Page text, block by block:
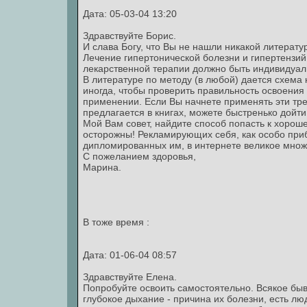
Дата: 05-03-04 13:20
Здравствуйте Борис.
И слава Богу, что Вы не нашли никакой
Лечение гипертонической болезни и
лекарственной терапии должно быть
В литературе по методу (в любой) дается схема
иногда, чтобы проверить правильность
применении. Если Вы начнете применять эти
предлагается в книгах, можете быстренько
Мой Вам совет, найдите способ попасть к
осторожны! Рекламирующих себя, как особо
дипломированных им, в интернете великое
С пожеланием здоровья,
Марина.
В тоже время :
Дата: 01-06-04 08:57
Здравствуйте Елена.
Попробуйте освоить самостоятельно. Всякое
глубокое дыхание - причина их болезни, есть